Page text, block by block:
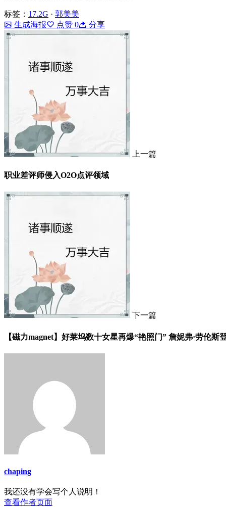
标签： 17.2G · 郭美美
生成海报
点赞 0 分享
上一篇
职业差评师侵入O2O点评领域
下一篇
【磁力magnet】好莱坞数十女星再爆“艳照门” 詹妮弗·劳伦斯
chaping
我还没有学会写个人说明！
查看作者页面